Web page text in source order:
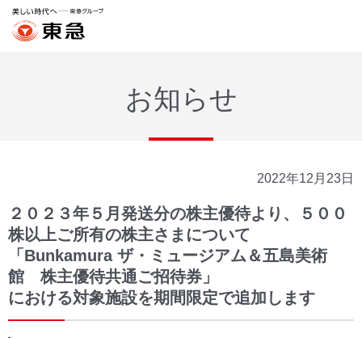
お知らせ
2022年12月23日
２０２３年５月発送分の株主優待より、５００
株以上ご所有の株主さまについて
「Bunkamura ザ・ミュージアム＆五島美術
館 株主優待共通ご招待券」
における対象施設を期間限定で追加します